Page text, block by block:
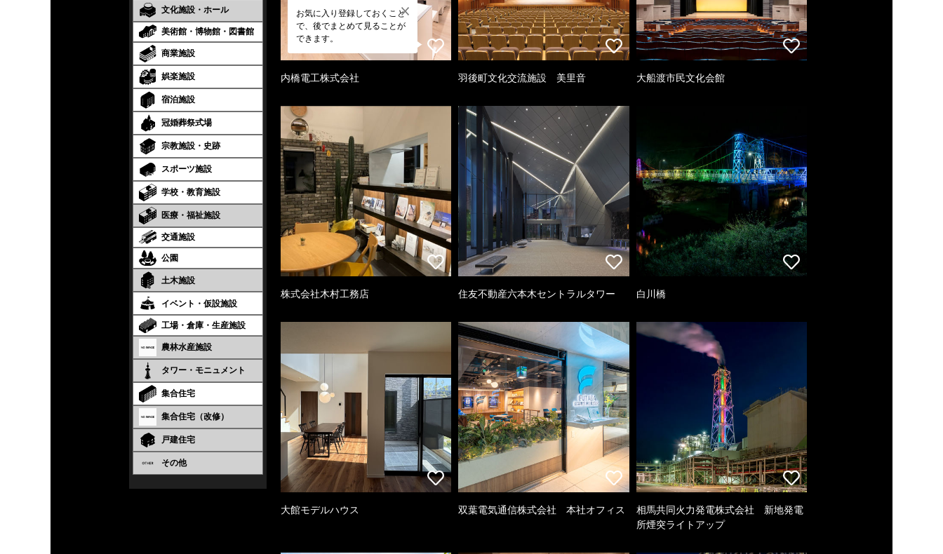
文化施設・ホール
美術館・博物館・図書館
商業施設
娯楽施設
宿泊施設
冠婚葬祭式場
宗教施設・史跡
スポーツ施設
学校・教育施設
医療・福祉施設
交通施設
公園
土木施設
イベント・仮設施設
工場・倉庫・生産施設
農林水産施設
タワー・モニュメント
集合住宅
集合住宅（改修）
戸建住宅
その他
お気に入り登録しておくこと
で、後でまとめて見ることが
できます。
内橋電工株式会社 羽後町文化交流施設 美里音 大船渡市民文化会館
株式会社木村工務店 住友不動産六本木セントラルタワー 白川橋
大館モデルハウス 双葉電気通信株式会社 本社オフィス
相馬共同火力発電株式会社 新地発電
所煙突ライトアップ